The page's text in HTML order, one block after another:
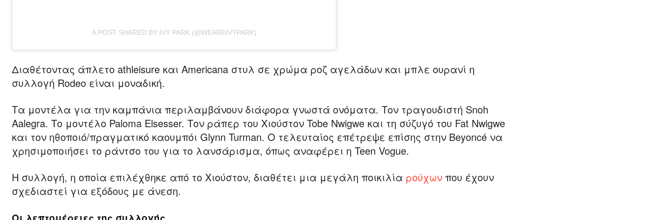
A POST SHARED BY IVY PARK (@WEAREIVYPARK)
Διαθέτοντας άπλετο athleisure και Americana στυλ σε χρώμα ροζ αγελάδων και μπλε ουρανί η
συλλογή Rodeo είναι μοναδική.
Τα μοντέλα για την καμπάνια περιλαμβάνουν διάφορα γνωστά ονόματα. Τον τραγουδιστή Snoh ​​
Aalegra. Το μοντέλο Paloma Elsesser. Τον ράπερ του Χιούστον Tobe Nwigwe και τη σύζυγό του Fat Nwigwe
και τον ηθοποιό/πραγματικό καουμπόι Glynn Turman. Ο τελευταίος επέτρεψε επίσης στην Beyoncé να
χρησιμοποιήσει το ράντσο του για το λανσάρισμα, όπως αναφέρει η Teen Vogue.
Η συλλογή, η οποία επιλέχθηκε από το Χιούστον, διαθέτει μια μεγάλη ποικιλία ρούχων που έχουν
σχεδιαστεί για εξόδους με άνεση.